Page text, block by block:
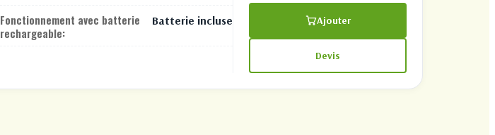
Fonctionnement avec batterie
rechargeable:
Batterie incluse Ajouter
Devis